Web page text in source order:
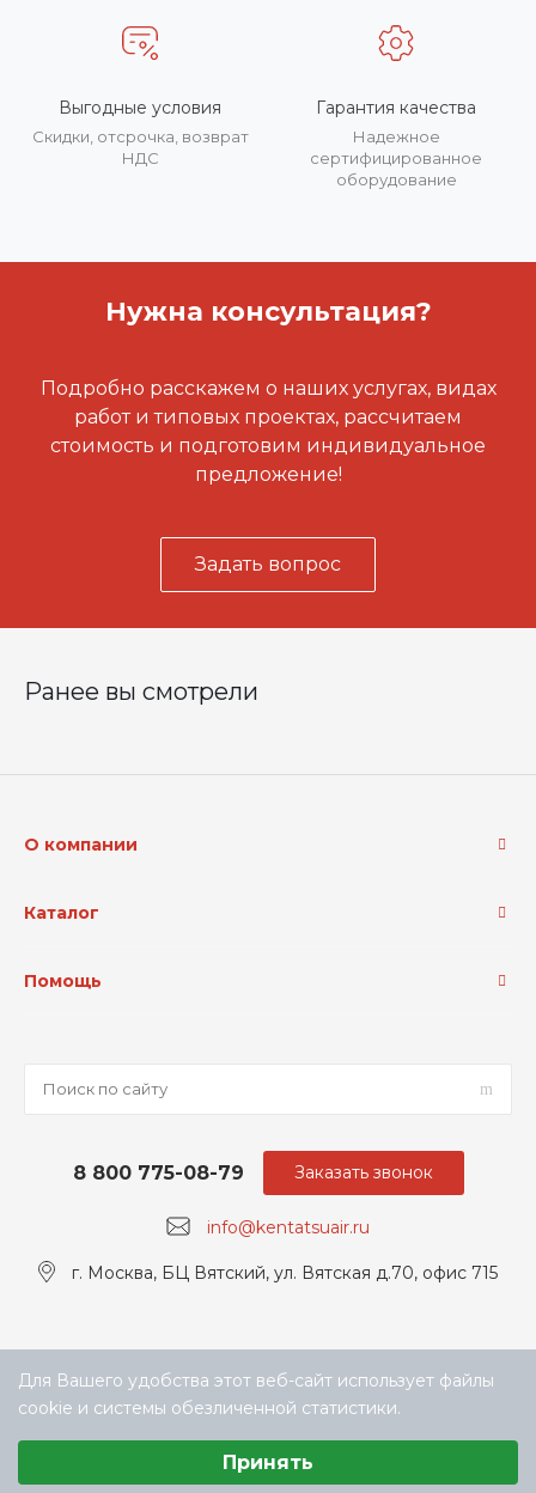
Выгодные условия
Скидки, отсрочка, возврат
НДС
Гарантия качества
Надежное
сертифицированное
оборудование
Нужна консультация?
Подробно расскажем о наших услугах, видах
работ и типовых проектах, рассчитаем
стоимость и подготовим индивидуальное
предложение!
Задать вопрос
Ранее вы смотрели
О компании
Каталог
Помощь
info@kentatsuair.ru
8 800 775-08-79
г. Москва, БЦ Вятский, ул. Вятская д.70, офис 715
Заказать звонок
Для Вашего удобства этот веб-сайт использует файлы
cookie и системы обезличенной статистики.
Принять